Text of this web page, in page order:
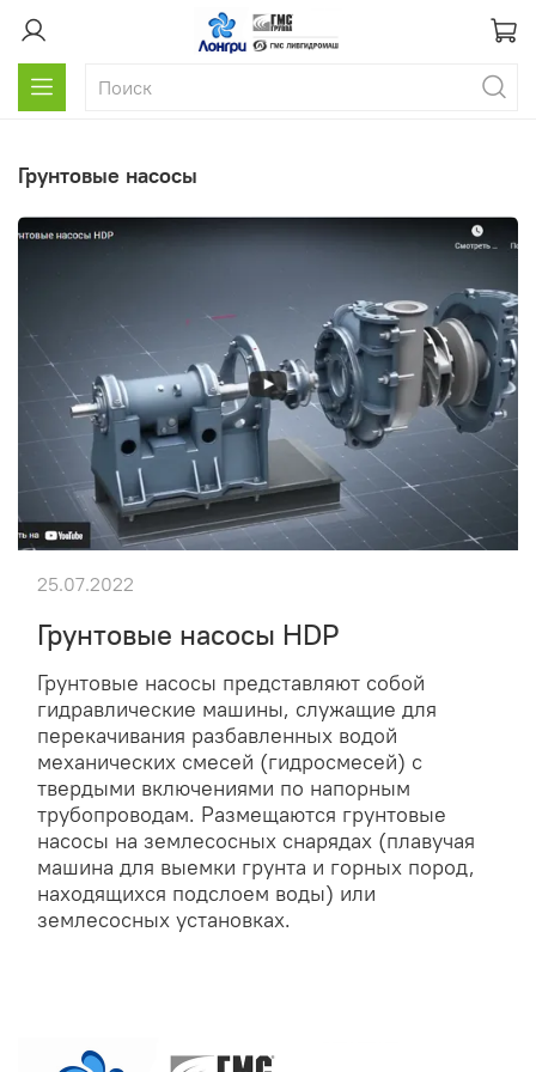
грунтовые насосы
Грунтовые насосы HDP
Грунтовые насосы представляют собой
гидравлические машины, служащие для
перекачивания разбавленных водой
механических смесей (гидросмесей) с
твердыми включениями по напорным
трубопроводам. Размещаются грунтовые
насосы на землесосных снарядах (плавучая
машина для выемки грунта и горных пород,
находящихся подслоем воды) или
землесосных установках.
25.07.2022